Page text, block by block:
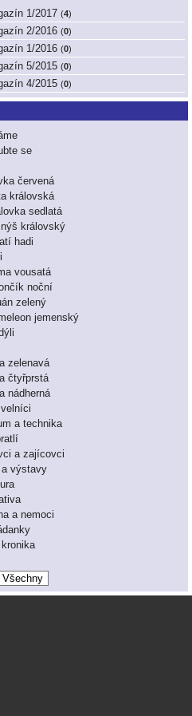
1/2017 (4)
2/2016 (0)
1/2016 (0)
5/2015 (0)
4/2015 (0)
se
červená
královská
sedlatá
královský
hadi
vousatá
noční
zelený
jemenský
zelenavá
čtyřprstá
nádherná
a technika
a zajícovci
a výstavy
a nemoci